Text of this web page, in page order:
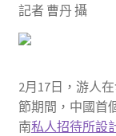
記者 曹丹 攝
2月17日，游人
節期間，中國首
南私人招待所設